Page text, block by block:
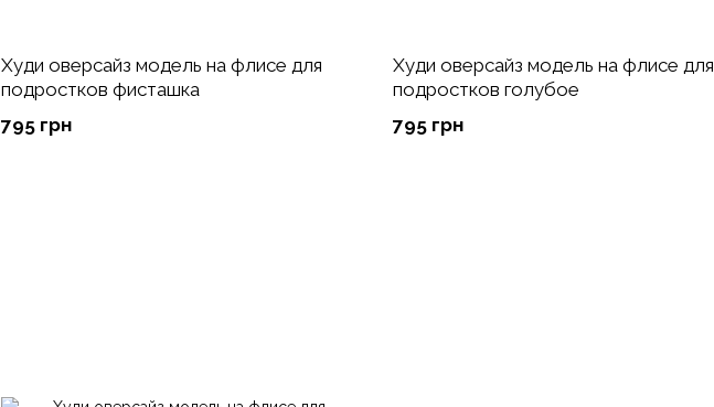
Худи оверсайз модель на флисе для
подростков фисташка
795 грн
Худи оверсайз модель на флисе для
подростков голубое
795 грн